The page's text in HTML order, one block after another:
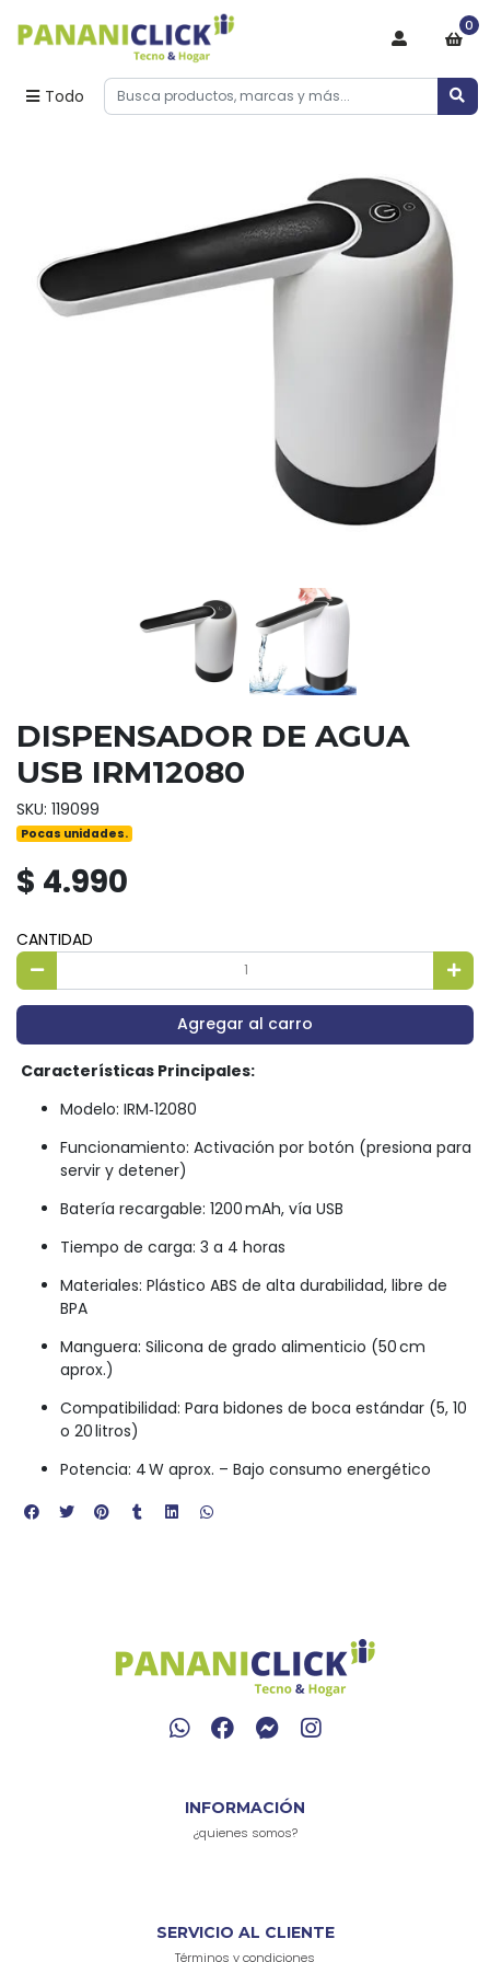
Todo
0
DISPENSADOR DE AGUA
USB IRM12080
SKU: 119099
Pocas unidades.
$ 4.990
CANTIDAD
Agregar al carro
Características Principales:
Modelo: IRM‑12080
Funcionamiento: Activación por botón (presiona para
servir y detener)
Batería recargable: 1200 mAh, vía USB
Tiempo de carga: 3 a 4 horas
Materiales: Plástico ABS de alta durabilidad, libre de
BPA
Manguera: Silicona de grado alimenticio (50 cm
aprox.)
Compatibilidad: Para bidones de boca estándar (5, 10
o 20 litros)
Potencia: 4 W aprox. – Bajo consumo energético
INFORMACIÓN
¿quienes somos?
SERVICIO AL CLIENTE
Términos y condiciones